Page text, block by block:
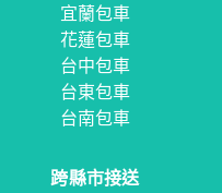
宜蘭包車
花蓮包車
台中包車
台東包車
台南包車
跨縣市接送